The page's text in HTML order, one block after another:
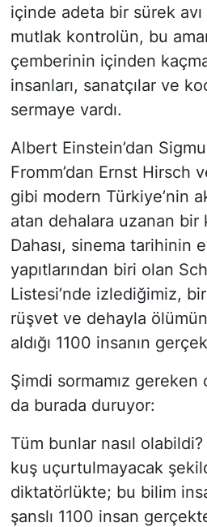
içinde adeta bir sürek avı
mutlak kontrolün, bu
çemberinin içinden
insanları, sanatçılar ve
sermaye vardı.
​Albert Einstein’dan
Fromm’dan Ernst Hirsch
gibi modern Türkiye’nin
atan dehalara uzanan bir
Dahası, sinema tarihinin
yapıtlarından biri olan
Listesi’nde izlediğimiz,
rüşvet ve dehayla
aldığı 1100 insanın
​Şimdi sormamız gereken
da burada duruyor:
Tüm bunlar nasıl olabildi?
kuş uçurtulmayacak
diktatörlükte; bu bilim
şanslı 1100 insan